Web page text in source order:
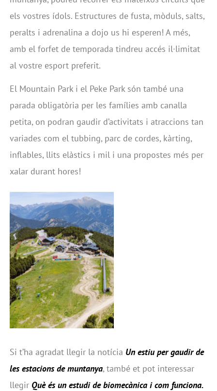
els vostres ídols. Estructures de fusta, mòduls, salts,
peralts i adrenalina a dojo us hi esperen! A més,
amb el forfet de temporada tindreu accés il·limitat
al vostre esport preferit.
El Mountain Park i el Peke Park són també una
parada obligatòria per les famílies amb canalla
petita, on podran gaudir d’activitats i atraccions tan
variades com el tubbing, parc de cordes, kàrting,
inflables, llits elàstics i mil i una propostes més per
xalar durant hores!
Si t’ha agradat llegir la notícia Un estiu per gaudir de
les estacions de muntanya, també et pot interessar
llegir Què és un estudi de biomecànica i com funciona.